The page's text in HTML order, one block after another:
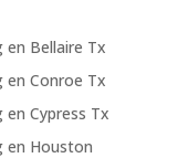
Bellaire Tx
en Conroe Tx
Cypress Tx
en Houston